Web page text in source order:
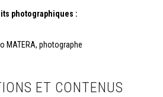
photographiques :
MATERA, photographe
ET CONTENUS